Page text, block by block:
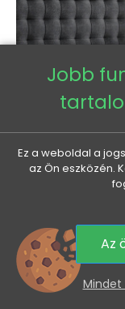
LUCA boxspring
0
Jobb
Ez a weboldal a
az Ön eszközén.
Az